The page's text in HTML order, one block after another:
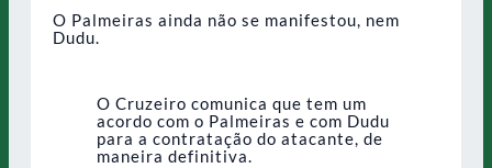
O Palmeiras ainda não se manifestou, nem
Dudu.
O Cruzeiro comunica que tem um
acordo com o Palmeiras e com Dudu
para a contratação do atacante, de
maneira definitiva.